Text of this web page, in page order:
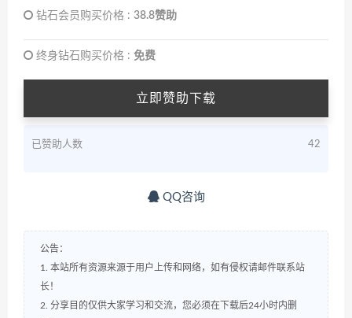
钻石会员购买价格 : 38.8赞助
终身钻石购买价格 : 免费
立即赞助下载
已赞助人数 42
QQ咨询
公告：
1. 本站所有资源来源于用户上传和网络，如有侵权请邮件联系站
长！
2. 分享目的仅供大家学习和交流，您必须在下载后24小时内删